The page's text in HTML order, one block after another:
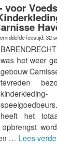
voor
leestijd: 32
was het weer
gebouw
tevreden
heeft het
… Lees